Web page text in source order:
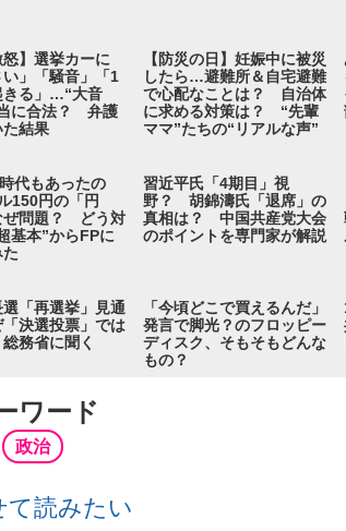
怒】選挙カーに
い」「騒音」「1
きる」…“大音
に合法？ 弁護
結果
【防災の日】妊娠中に被災
したら…避難所＆自宅避難
で心配なことは？ 自治体
に求める対策は？ “先輩
ママ”たちの“リアルな声”
代もあったの
150円の「円
ぜ問題？ どう対
本”からFPに
た
習近平氏「4期目」視
野？ 胡錦濤氏「退席」の
真相は？ 中国共産党大会
のポイントを専門家が解説
「再選挙」見通
「決選投票」では
務省に聞く
「今頃どこで買えるんだ」
発言で脚光？のフロッピー
ディスク、そもそもどんな
もの？
ワード
政治
て読みたい